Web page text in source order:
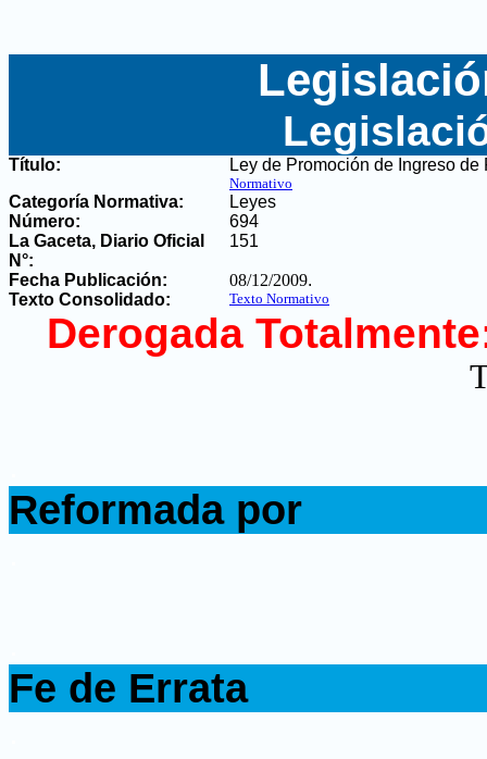
Título: Ley de Promoción de Ingreso
Normativo
Categoría Normativa:
Leyes
Número:
694
La Gaceta, Diario Oficial
N°:
151
Fecha Publicación: 08/12/2009.
Texto Consolidado:
Texto Normativo
Derogada
Reformada por
Fe de Errata